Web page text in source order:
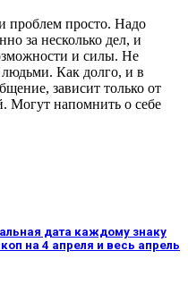
проблем просто. Надо
за несколько дел, и
и силы. Не
Как долго, и в
зависит только от
Могут напомнить о себе
дата каждому знаку
на 4 апреля и весь апрель